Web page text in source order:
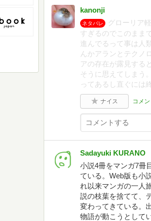
kanonji
ネタバレ
グローリア
すぎるのでこのまま
進んでるって事は人
んかアランとテクノ
アの存在が露見する
そうに思えてしまう
ってあるし直ぐには
ナイス コメ
Sadayuki KURANO
小説4冊をマンガ7冊
ている。Web版も小
れ以来マンガの一人
説の枝葉を捨てて、
変わってきている。
物語が動こうとして